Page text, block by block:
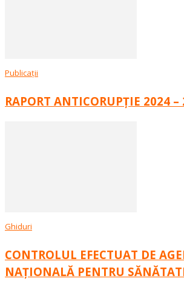
Publicații
RAPORT ANTICORUPȚIE 2024 –
Ghiduri
CONTROLUL EFECTUAT DE
NAȚIONALĂ PENTRU